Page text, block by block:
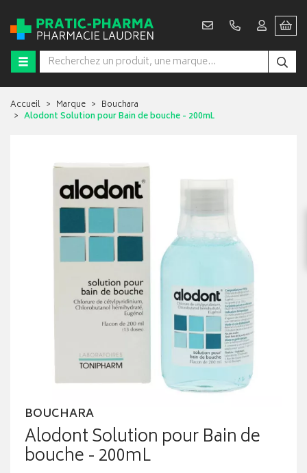
Accueil Marque
Bouchara
Alodont Solution pour Bain de bouche - 200mL
BOUCHARA
Alodont Solution pour Bain de
bouche - 200mL